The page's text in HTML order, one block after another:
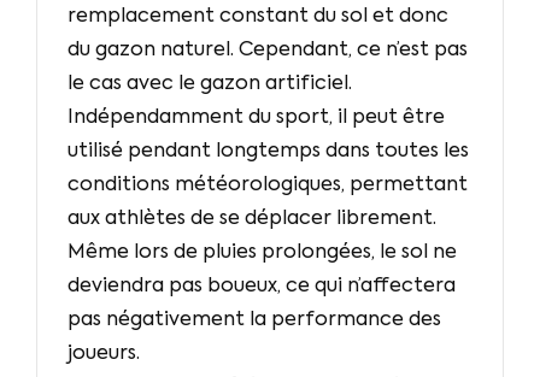
remplacement constant du sol et donc
du gazon naturel. Cependant, ce n’est pas
le cas avec le gazon artificiel.
Indépendamment du sport, il peut être
utilisé pendant longtemps dans toutes les
conditions météorologiques, permettant
aux athlètes de se déplacer librement.
Même lors de pluies prolongées, le sol ne
deviendra pas boueux, ce qui n’affectera
pas négativement la performance des
joueurs.